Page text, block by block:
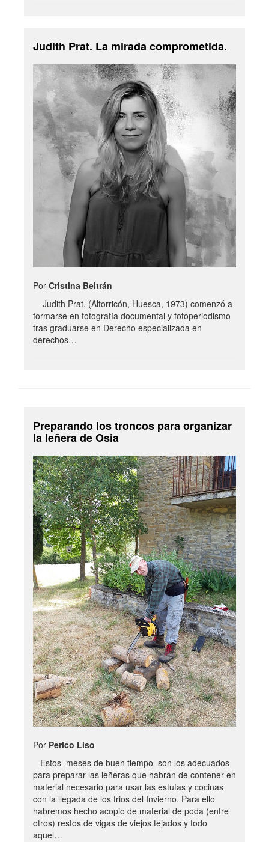
Judith Prat. La mirada comprometida.
Por Cristina Beltrán
Judith Prat, (Altorricón, Huesca, 1973) comenzó a
formarse en fotografía documental y fotoperiodismo
tras graduarse en Derecho especializada en
derechos…
Preparando los troncos para organizar
la leñera de Osia
Por Perico Liso
Estos meses de buen tiempo son los adecuados
para preparar las leñeras que habrán de contener en
material necesario para usar las estufas y cocinas
con la llegada de los frios del Invierno. Para ello
habremos hecho acopio de material de poda (entre
otros) restos de vigas de viejos tejados y todo
aquel…